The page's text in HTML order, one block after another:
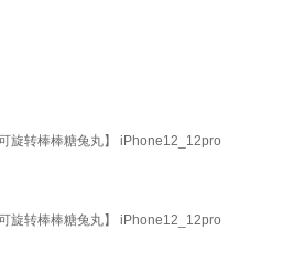
旋转棒棒糖兔丸】 iPhone12_12pro
旋转棒棒糖兔丸】 iPhone12_12pro